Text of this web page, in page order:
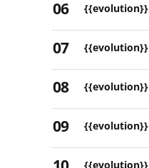
{{evolution}}
{{evolution}}
{{evolution}}
{{evolution}}
{{evolution}}